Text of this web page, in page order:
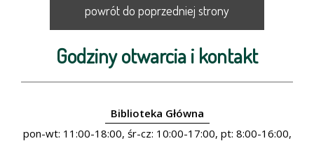
powrót do poprzedniej strony
Godziny otwarcia i kontakt
Biblioteka Główna
pon-wt: 11:00-18:00, śr-cz: 10:00-17:00, pt: 8:00-16:00,